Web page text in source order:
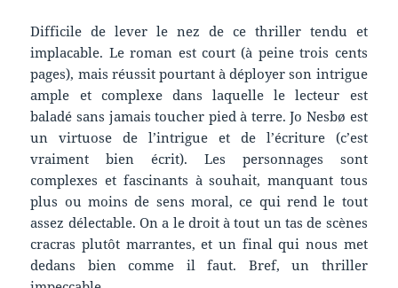
Difficile de lever le nez de ce thriller tendu et
implacable. Le roman est court (à peine trois cents
pages), mais réussit pourtant à déployer son intrigue
ample et complexe dans laquelle le lecteur est
baladé sans jamais toucher pied à terre. Jo Nesbø est
un virtuose de l’intrigue et de l’écriture (c’est
vraiment bien écrit). Les personnages sont
complexes et fascinants à souhait, manquant tous
plus ou moins de sens moral, ce qui rend le tout
assez délectable. On a le droit à tout un tas de scènes
cracras plutôt marrantes, et un final qui nous met
dedans bien comme il faut. Bref, un thriller